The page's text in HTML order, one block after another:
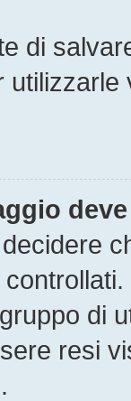
di
di
resi